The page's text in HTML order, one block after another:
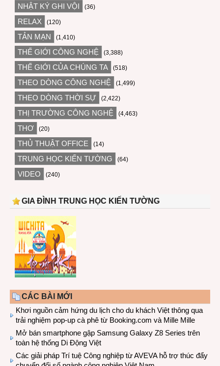
NHẬT KÝ GHI VỘI (36)
RELAX (120)
TẢN MẠN (1,410)
THẾ GIỚI CÔNG NGHỆ (3,388)
THẾ GIỚI CỦA CHÚNG TA (518)
THEO DÒNG CÔNG NGHỆ (1,499)
THEO DÒNG THỜI SỰ (2,422)
THỊ TRƯỜNG CÔNG NGHỆ (4,463)
THƠ (20)
THỦ THUẬT OFFICE (14)
TRUNG HỌC KIẾN TƯỜNG (64)
VIDEO (240)
GIA ĐÌNH TRUNG HỌC KIẾN TƯỜNG
CÁC BÀI MỚI
Khơi nguồn cảm hứng du lịch cho du khách Việt thông qua
trải nghiệm pop-up cà phê từ Booking.com và Mille Mille
Mở bán smartphone gập Samsung Galaxy Z8 Series trên
toàn hệ thống Di Động Việt
Các giải pháp Trí tuệ Công nghiệp từ AVEVA hỗ trợ thúc đẩy